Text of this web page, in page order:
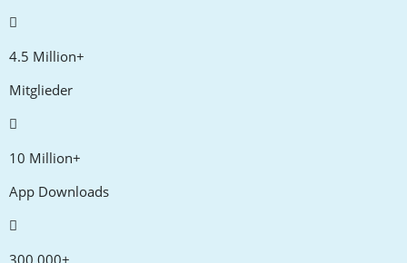
4.5 Million+
Mitglieder
10 Million+
App Downloads